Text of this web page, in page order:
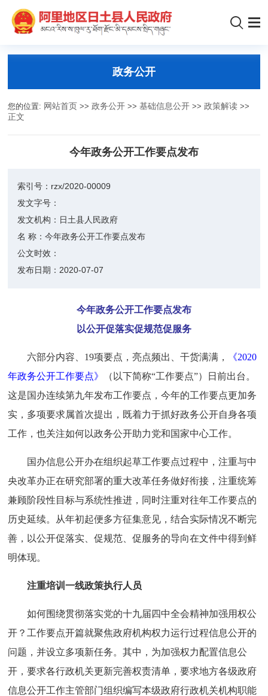
政务公开
您的位置: 网站首页 >>政务公开 >>基础信息公开 >>政策解读 >>
正文
今年政务公开工作要点发布
索引号： rzx/2020-00009
发文字号：
发文机构： 日土县人民政府
名 称：今年政务公开工作要点发布
公文时效：
发布日期： 2020-07-07
今年政务公开工作要点发布
以公开促落实促规范促服务
六部分内容、19项要点，亮点频出、干货满满，
《2020
年政务公开工作要点》
（以下简称“工作要点”）日前出台。
这是国办连续第九年发布工作要点，今年的工作要点更加务
实，多项要求属首次提出，既着力于抓好政务公开自身各项
工作，也关注如何以政务公开助力党和国家中心工作。
国办信息公开办在组织起草工作要点过程中，注重与中
央改革办正在研究部署的重大改革任务做好衔接，注重统筹
兼顾阶段性目标与系统性推进，同时注重对往年工作要点的
历史延续。从年初起便多方征集意见，结合实际情况不断完
善，以公开促落实、促规范、促服务的导向在文件中得到鲜
明体现。
注重培训一线政策执行人员
如何围绕贯彻落实党的十九届四中全会精神加强用权公
开？工作要点开篇就聚焦政府机构权力运行过程信息公开的
问题，并设立多项新任务。其中，为加强权力配置信息公
开，要求各行政机关更新完善权责清单，要求地方各级政府
信息公开工作主管部门组织编写本级政府行政机关机构职能